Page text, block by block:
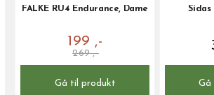
FALKE RU4 Endurance, Dame
199 ,-
269 ,-
Gå til produkt
Sidas